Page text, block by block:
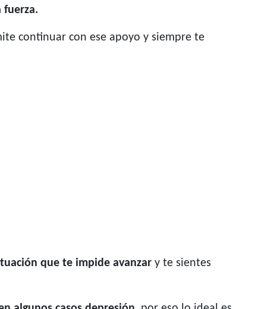
fuerza.
continuar con ese apoyo y siempre te
que te impide avanzar y te sientes